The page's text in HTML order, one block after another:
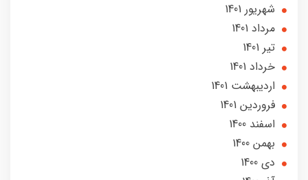
شهریور 1401
مرداد 1401
تير 1401
خرداد 1401
ارديبهشت 1401
فروردین 1401
اسفند 1400
بهمن 1400
دی 1400